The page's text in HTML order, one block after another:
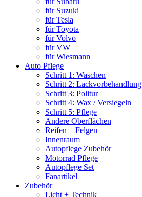
für Suzuki
für Tesla
für Toyota
für Volvo
für VW
für Wiesmann
Auto Pflege
Schritt 1: Waschen
Schritt 2: Lackvorbehandlung
Schritt 3: Politur
Schritt 4: Wax / Versiegeln
Schritt 5: Pflege
Andere Oberflächen
Reifen + Felgen
Innenraum
Autopflege Zubehör
Motorrad Pflege
Autopflege Set
Fanartikel
Zubehör
Licht + Technik